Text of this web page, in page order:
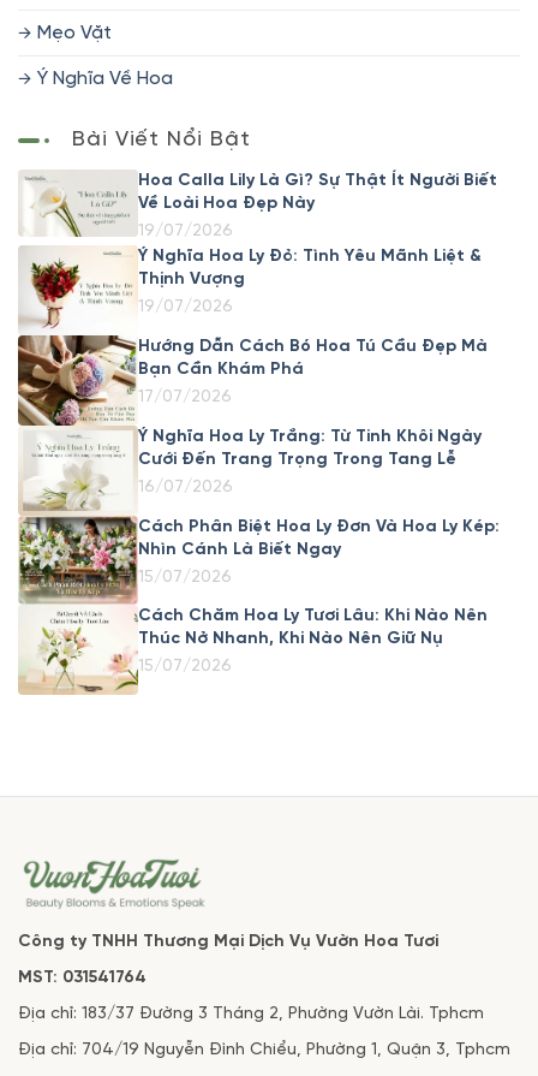
Mẹo Vặt
Ý Nghĩa Về Hoa
Bài Viết Nổi Bật
Hoa Calla Lily Là Gì? Sự Thật Ít Người Biết
Về Loài Hoa Đẹp Này
19/07/2026
Ý Nghĩa Hoa Ly Đỏ: Tình Yêu Mãnh Liệt &
Thịnh Vượng
19/07/2026
Hướng Dẫn Cách Bó Hoa Tú Cầu Đẹp Mà
Bạn Cần Khám Phá
17/07/2026
Ý Nghĩa Hoa Ly Trắng: Từ Tinh Khôi Ngày
Cưới Đến Trang Trọng Trong Tang Lễ
16/07/2026
Cách Phân Biệt Hoa Ly Đơn Và Hoa Ly Kép:
Nhìn Cánh Là Biết Ngay
15/07/2026
Cách Chăm Hoa Ly Tươi Lâu: Khi Nào Nên
Thúc Nở Nhanh, Khi Nào Nên Giữ Nụ
15/07/2026
Công ty TNHH Thương Mại Dịch Vụ Vườn Hoa Tươi
MST: 031541764
Địa chỉ: 183/37 Đường 3 Tháng 2, Phường Vườn Lài. Tphcm
Địa chỉ: 704/19 Nguyễn Đình Chiểu, Phường 1, Quận 3, Tphcm